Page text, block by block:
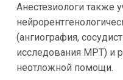
Анестезиологи также
(ангиография,
исследования МРТ) и
неотложной помощи.